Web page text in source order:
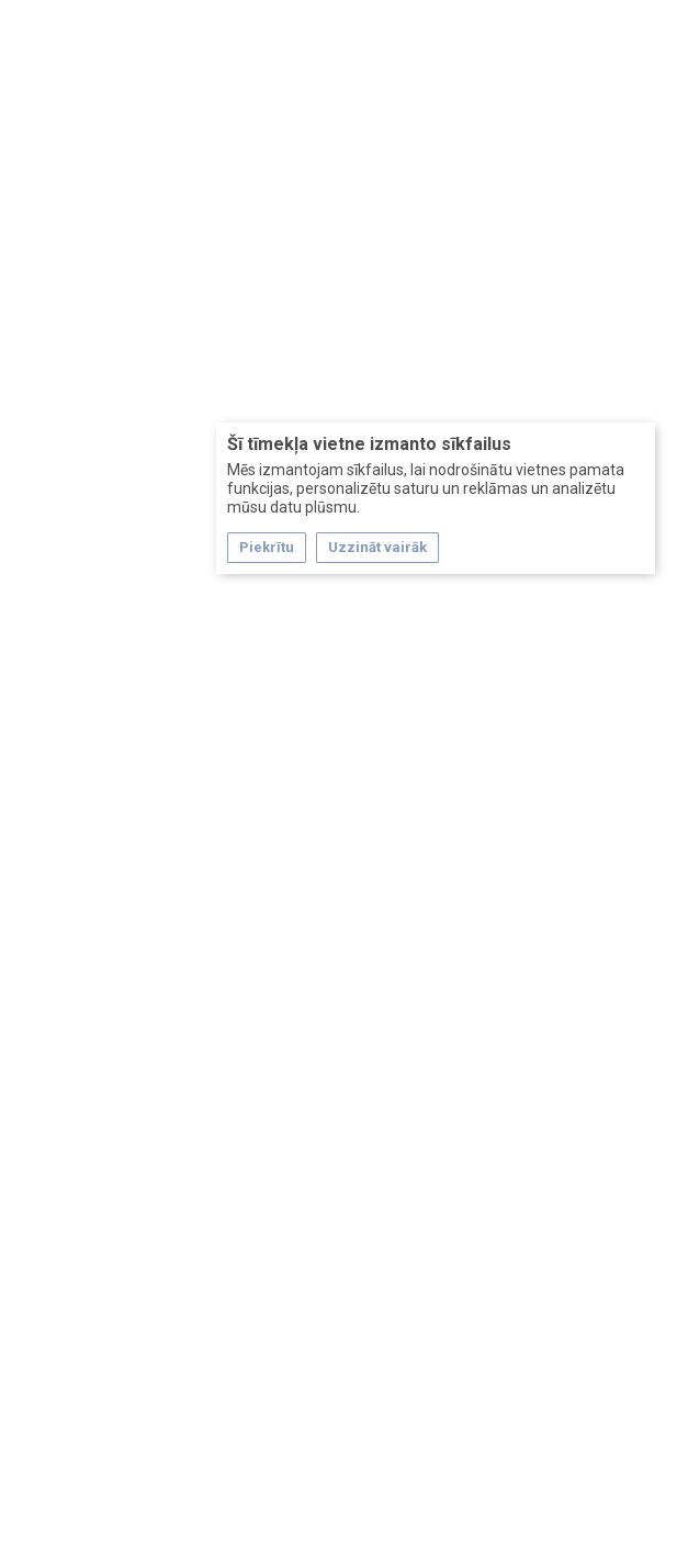
Šī tīmekļa vietne izmanto sīkfailus
Mēs izmantojam sīkfailus, lai nodrošinātu vietnes pamata
funkcijas, personalizētu saturu un reklāmas un analizētu
mūsu datu plūsmu.
Piekrītu Uzzināt vairāk